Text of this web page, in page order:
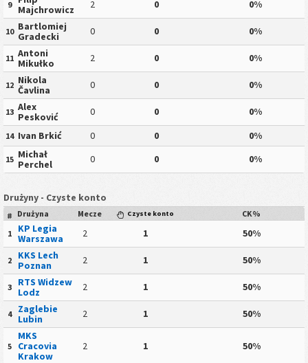
9
Majchrowicz
2 0 0%
10 Bartlomiej
Gradecki
0 0 0%
11 Antoni
Mikułko
2 0 0%
12 Nikola
Čavlina
0 0 0%
13 Alex
Pesković
0 0 0%
14 Ivan Brkić 0 0 0%
15 Michał
Perchel
0 0 0%
Drużyny - Czyste konto
# Drużyna Mecze Czyste konto
CK%
1
KP Legia
Warszawa
2 1 50%
2
KKS Lech
Poznan
2 1 50%
3
RTS Widzew
Lodz
2 1 50%
4
Zaglebie
Lubin
2 1 50%
5
MKS
Cracovia
Krakow
2 1 50%